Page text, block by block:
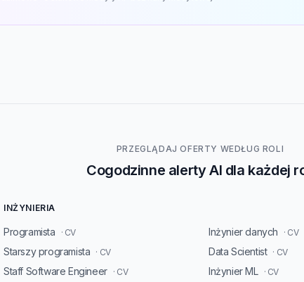
PRZEGLĄDAJ OFERTY WEDŁUG ROLI
Cogodzinne alerty AI dla każdej
INŻYNIERIA
Programista · CV
Starszy programista · CV
Staff Software Engineer · CV
Inżynier danych · CV
Data Scientist · CV
Inżynier ML · CV